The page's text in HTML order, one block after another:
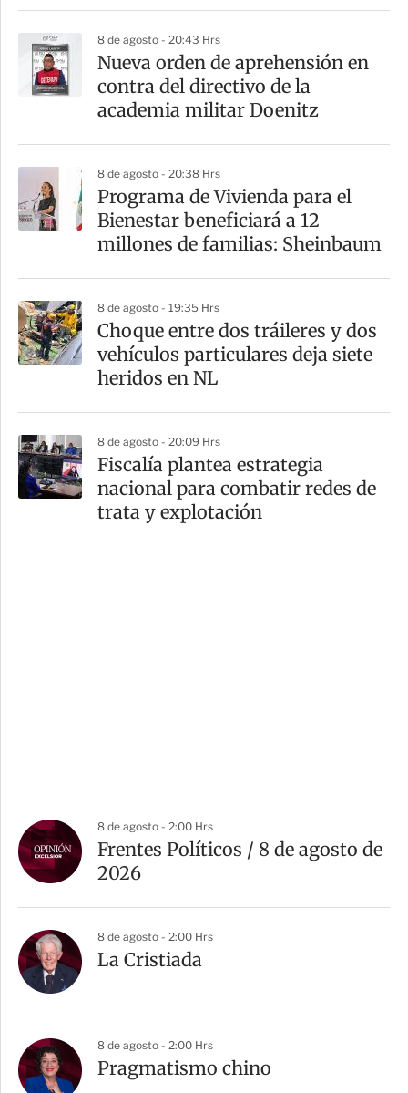
8 de agosto - 20:43 Hrs
Nueva orden de aprehensión en
contra del directivo de la
academia militar Doenitz
8 de agosto - 20:38 Hrs
Programa de Vivienda para el
Bienestar beneficiará a 12
millones de familias: Sheinbaum
8 de agosto - 19:35 Hrs
Choque entre dos tráileres y dos
vehículos particulares deja siete
heridos en NL
8 de agosto - 20:09 Hrs
Fiscalía plantea estrategia
nacional para combatir redes de
trata y explotación
8 de agosto - 2:00 Hrs
Frentes Políticos / 8 de agosto de
2026
8 de agosto - 2:00 Hrs
La Cristiada
8 de agosto - 2:00 Hrs
Pragmatismo chino